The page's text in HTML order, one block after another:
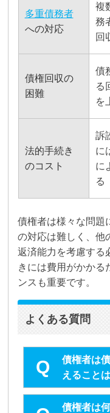
多重債務者
への対応
複
務
回
債権回収の
困難
債
る
を
法的手続き
のコスト
訴
に
に
る
債権者は様々な問題
の対応は難しく、他
返済能力を考慮する
きには費用がかかる
ンスも重要です。
よくある質問
債権者は
えること
債権者は